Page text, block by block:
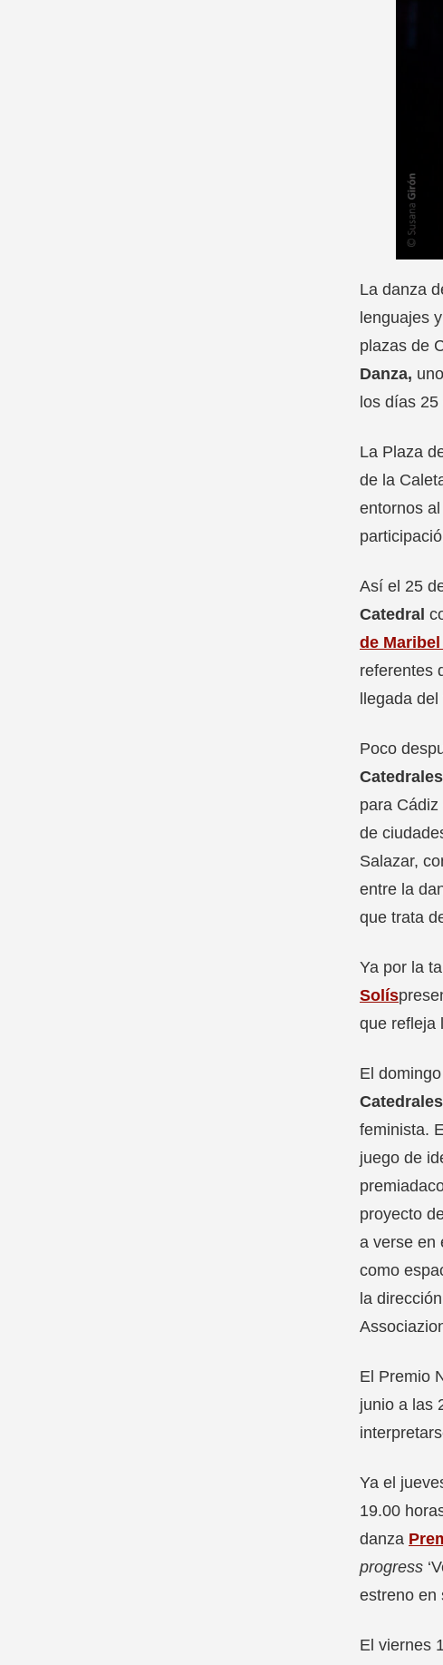
La danza
lenguajes
plazas de
Danza,
los días
La Plaza
de la
entornos
Así el 25
Catedral
de
referentes
llegada
Poco
Catedrales
para
de
Salazar,
entre la
que trata
Ya por la
Solís
que refleja
El
Catedrales
feminista.
juego de
proyecto
a verse en
como
la
El Premio
junio a las
Ya el
19.00
danza
progress
estreno en
El viernes